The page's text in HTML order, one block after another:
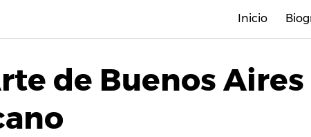
Inicio
de Buenos Aires